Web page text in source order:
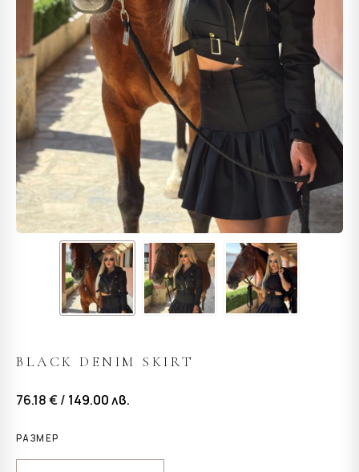
BLACK DENIM SKIRT
76.18 € / 149.00лв.
РАЗМЕР